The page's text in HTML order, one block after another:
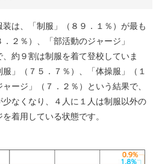
は、「制服」（８９．１％）が最も
２％）、「部活動のジャージ」
、約９割は制服を着て登校していま
」（７５．７％）、「体操服」（１
ージ」（７．２％）という結果で、
なくなり、４人に１人は制服以外の
着用している状態です。